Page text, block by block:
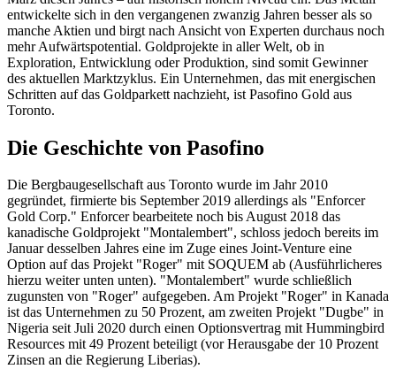
entwickelte sich in den vergangenen zwanzig Jahren besser als so
manche Aktien und birgt nach Ansicht von Experten durchaus noch
mehr Aufwärtspotential. Goldprojekte in aller Welt, ob in
Exploration, Entwicklung oder Produktion, sind somit Gewinner
des aktuellen Marktzyklus. Ein Unternehmen, das mit energischen
Schritten auf das Goldparkett nachzieht, ist Pasofino Gold aus
Toronto.
Die Geschichte von Pasofino
Die Bergbaugesellschaft aus Toronto wurde im Jahr 2010
gegründet, firmierte bis September 2019 allerdings als "Enforcer
Gold Corp." Enforcer bearbeitete noch bis August 2018 das
kanadische Goldprojekt "Montalembert", schloss jedoch bereits im
Januar desselben Jahres eine im Zuge eines Joint-Venture eine
Option auf das Projekt "Roger" mit SOQUEM ab (Ausführlicheres
hierzu weiter unten unten). "Montalembert" wurde schließlich
zugunsten von "Roger" aufgegeben. Am Projekt "Roger" in Kanada
ist das Unternehmen zu 50 Prozent, am zweiten Projekt "Dugbe" in
Nigeria seit Juli 2020 durch einen Optionsvertrag mit Hummingbird
Resources mit 49 Prozent beteiligt (vor Herausgabe der 10 Prozent
Zinsen an die Regierung Liberias).